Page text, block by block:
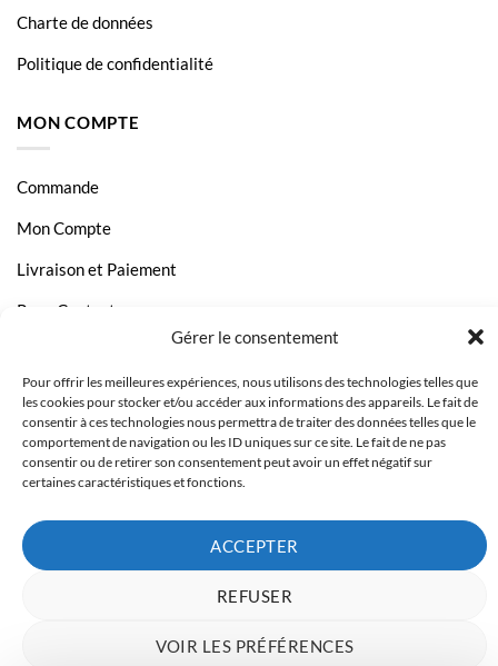
Gérer le consentement
Pour offrir les meilleures expériences, nous utilisons des technologies telles que
les cookies pour stocker et/ou accéder aux informations des appareils. Le fait de
consentir à ces technologies nous permettra de traiter des données telles que le
comportement de navigation ou les ID uniques sur ce site. Le fait de ne pas
consentir ou de retirer son consentement peut avoir un effet négatif sur
certaines caractéristiques et fonctions.
ACCEPTER
REFUSER
VOIR LES PRÉFÉRENCES
MFC 7860DW
Charte de données
Politique de confidentialité
MON COMPTE
Commande
Mon Compte
Livraison et Paiement
Page Contact